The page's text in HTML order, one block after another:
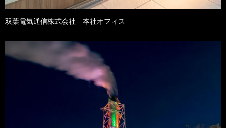
双葉電気通信株式会社 本社オフィス